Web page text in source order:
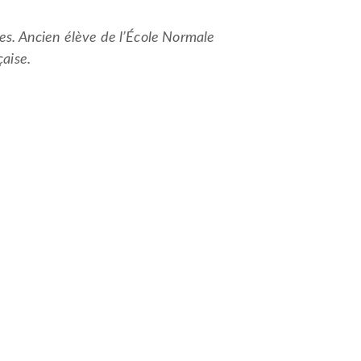
Ancien élève de l’École Normale